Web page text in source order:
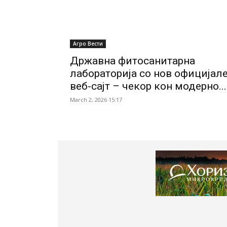
Агро Вести
Државна фитосанитарна
лабораторија со нов
веб-сајт – чекор кон модерно...
March 2, 2026 15:17